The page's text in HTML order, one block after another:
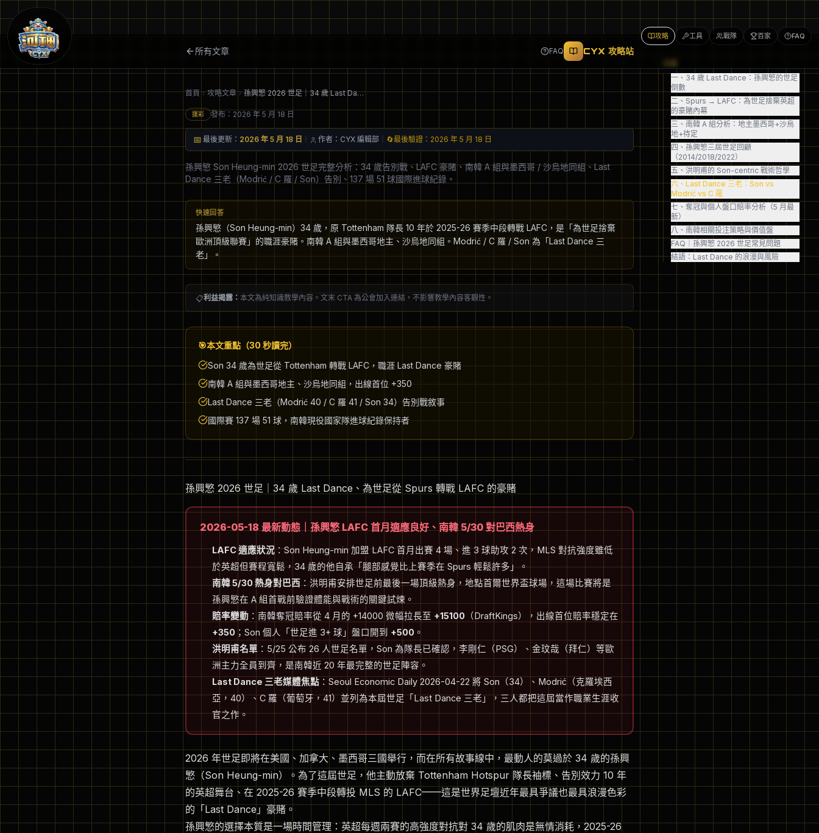
攻略 工具 戰隊 百家 FAQ
所有文章 FAQ CYX 攻略站
一、34 歲 Last Dance：孫興慜的世足
倒數
二、Spurs → LAFC：為世足捨棄英超
的豪賭內幕
三、南韓 A 組分析：地主墨西哥+沙烏
地+待定
四、孫興慜三屆世足回顧
（2014/2018/2022）
五、洪明甫的 Son-centric 戰術哲學
六、Last Dance 三老：Son vs
Modrić vs C 羅
七、奪冠與個人盤口賠率分析（5 月最
新）
八、南韓相關投注策略與價值盤
FAQ｜孫興慜 2026 世足常見問題
結語：Last Dance 的浪漫與風險
首頁 攻略文章 孫興慜 2026 世足｜34 歲 Last Dance、為世足從 Tottenham 轉戰 LAFC
運彩 發布： 2026 年 5 月 18 日
📅 最後更新： 2026 年 5 月 18 日 作者：CYX 編輯部 🔄最後驗證： 2026 年 5 月 18 日
孫興慜 Son Heung-min 2026 世足完整分析：34 歲告別戰、LAFC 豪賭、南韓 A 組與墨西哥 / 沙烏地同組、Last
Dance 三老（Modrić / C 羅 / Son）告別、137 場 51 球國際進球紀錄。
快速回答
孫興慜（Son Heung-min）34 歲，原 Tottenham 隊長 10 年於 2025-26 賽季中段轉戰 LAFC，是「為世足捨棄
歐洲頂級聯賽」的職涯豪賭。南韓 A 組與墨西哥地主、沙烏地同組。Modrić / C 羅 / Son 為「Last Dance 三
老」。
📋利益揭露： 本文為純知識教學內容。文末 CTA 為公會加入連結，不影響教學內容客觀性。
🎯本文重點（30 秒讀完）
Son 34 歲為世足從 Tottenham 轉戰 LAFC，職涯 Last Dance 豪賭
南韓 A 組與墨西哥地主、沙烏地同組，出線首位 +350
Last Dance 三老（Modrić 40 / C 羅 41 / Son 34）告別戰敘事
國際賽 137 場 51 球，南韓現役國家隊進球紀錄保持者
孫興慜 2026 世足｜34 歲 Last Dance、為世足從 Spurs 轉戰 LAFC 的豪賭
2026-05-18 最新動態｜孫興慜 LAFC 首月適應良好、南韓 5/30 對巴西熱身
LAFC 適應狀況：Son Heung-min 加盟 LAFC 首月出賽 4 場、進 3 球助攻 2 次，MLS 對抗強度雖低
於英超但賽程寬鬆，34 歲的他自承「腿部感覺比上賽季在 Spurs 輕鬆許多」。
南韓 5/30 熱身對巴西：洪明甫安排世足前最後一場頂級熱身，地點首爾世界盃球場，這場比賽將是
孫興慜在 A 組首戰前驗證體能與戰術的關鍵試煉。
賠率變動 ：南韓奪冠賠率從 4 月的 +14000 微幅拉長至 +15100 （DraftKings），出線首位賠率穩定在
+350 ；Son 個人「世足進 3+ 球」盤口開到 +500 。
洪明甫名單 ：5/25 公布 26 人世足名單，Son 為隊長已確認，李剛仁（PSG）、金玟哉（拜仁）等歐
洲主力全員到齊，是南韓近 20 年最完整的世足陣容。
Last Dance 三老媒體焦點 ：Seoul Economic Daily 2026-04-22 將 Son（34）、Modrić（克羅埃西
亞，40）、C 羅（葡萄牙，41）並列為本屆世足「Last Dance 三老」，三人都把這屆當作職業生涯收
官之作。
2026 年世足即將在美國、加拿大、墨西哥三國舉行，而在所有故事線中，最動人的莫過於 34 歲的孫興
慜（Son Heung-min）。為了這屆世足，他主動放棄 Tottenham Hotspur 隊長袖標、告別效力 10 年
的英超舞台、在 2025-26 賽季中段轉投 MLS 的 LAFC——這是世界足壇近年最具爭議也最具浪漫色彩
的「Last Dance」豪賭。
孫興慜的選擇本質是一場時間管理：英超每週兩賽的高強度對抗對 34 歲的肌肉是無情消耗，2025-26